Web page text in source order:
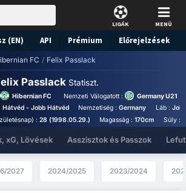
LIGÁK MENÜ
(EN) API Prémium Előrejelzések
FC / Felix Passlack
Passlack Statiszt.
Hibernian FC Nemzeti Válogatott :
Germany U21
Hátvéd - Jobb Hátvéd Nemzetiség :Germany Láb :
: 28 (1998.05.29.) Magasság :170cm Súly :
xG, Lövések Asszisztok és Passzok
2027 2024/2025 2023/2024